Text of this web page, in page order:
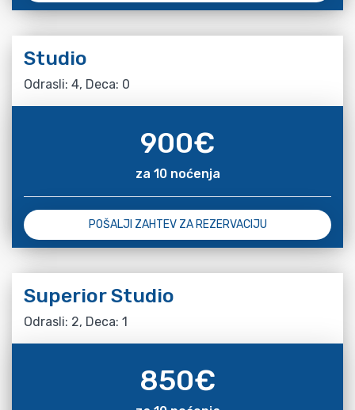
Studio
Odrasli: 4, Deca: 0
900€
za 10 noćenja
POŠALJI ZAHTEV ZA REZERVACIJU
Superior Studio
Odrasli: 2, Deca: 1
850€